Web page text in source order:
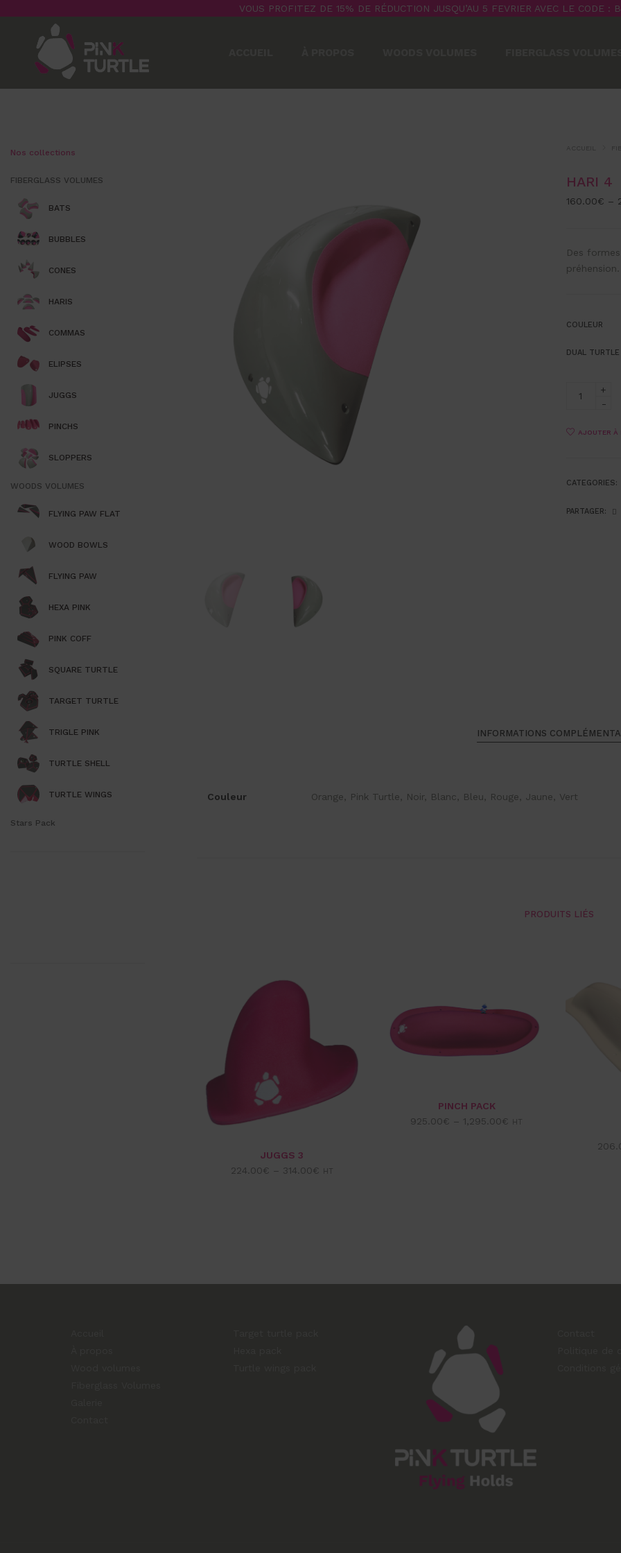
VOUS PROFITEZ DE 15% DE RÉDUCTION JUSQU’AU 5 FEVRIER AVEC LE CODE :
HARI 4
160.00€ –
Des
préhension.
COULEUR
DUAL
AJOUTER À
CATEGORIES:
PARTAGER:
INFORMATIONS
Couleur Orange, Pink Turtle, Noir, Blanc, Bleu, Rouge, Jaune, Vert
PRODUITS LIÉS
JUGGS 3
224.00€ – 314.00€ HT
PINCH PACK
925.00€ – 1,295.00€ HT
Nos collections
FIBERGLASS VOLUMES
BATS
BUBBLES
CONES
HARIS
COMMAS
ELIPSES
JUGGS
PINCHS
SLOPPERS
WOODS VOLUMES
FLYING PAW FLAT
WOOD BOWLS
FLYING PAW
HEXA PINK
PINK COFF
SQUARE TURTLE
TARGET TURTLE
TRIGLE PINK
TURTLE SHELL
TURTLE WINGS
Stars Pack